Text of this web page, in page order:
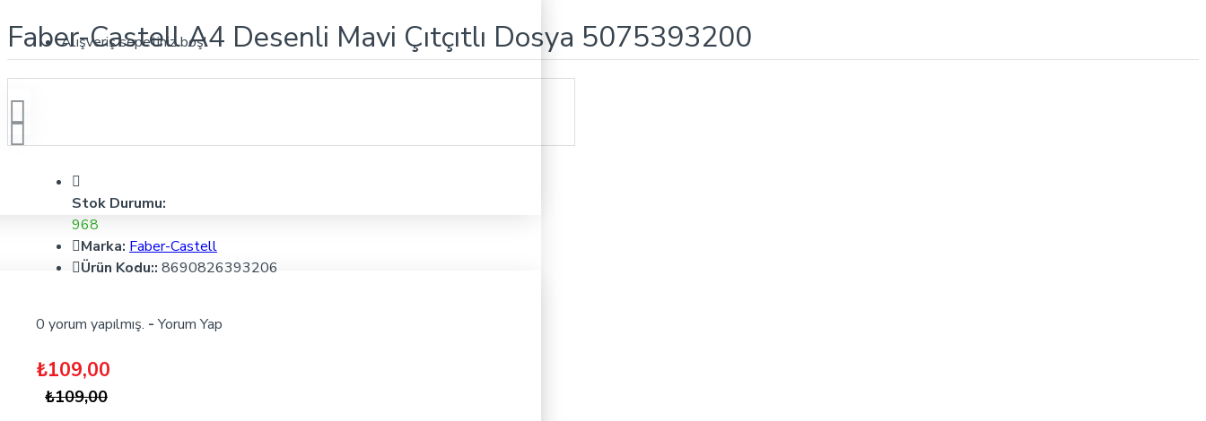
Alışveriş sepetiniz boş!
Faber-Castell A4 Desenli Mavi Çıtçıtlı Dosya 5075393200
Stok Durumu:
968
Marka: Faber-Castell
Ürün Kodu:: 8690826393206
0 yorum yapılmış. - Yorum Yap
₺109,00
₺109,00